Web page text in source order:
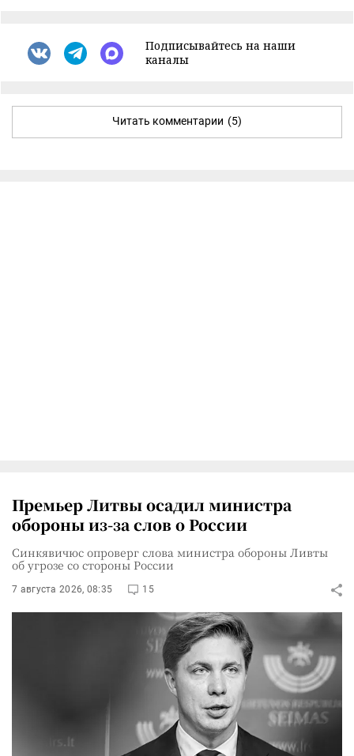
Подписывайтесь на наши
каналы
Читать комментарии (5)
Премьер Литвы осадил министра
обороны из-за слов о России
Синкявичюс опроверг слова министра обороны Ливты
об угрозе со стороны России
7 августа 2026, 08:35 15